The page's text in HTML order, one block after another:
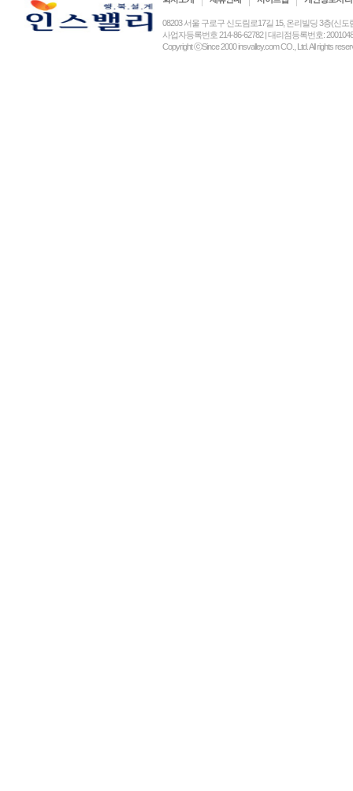
08203 서울 구로구 신도림로17길 15, 온리빌딩 3층(신도
사업자등록번호 214-86-62782 | 대리점등록번호:
Copyright ⓒSince 2000 insvalley.com CO., Ltd. All rights